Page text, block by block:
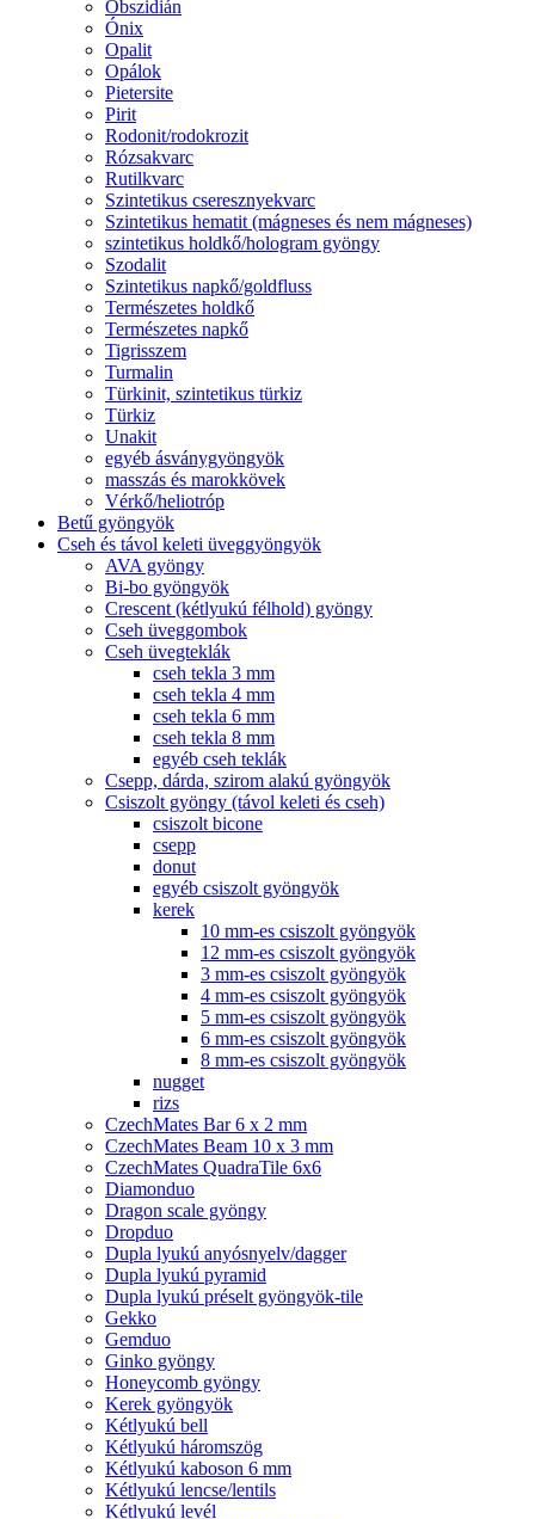
Obszidián
Ónix
Opalit
Opálok
Pietersite
Pirit
Rodonit/rodokrozit
Rózsakvarc
Rutilkvarc
Szintetikus cseresznyekvarc
Szintetikus hematit (mágneses és nem mágneses)
szintetikus holdkő/hologram gyöngy
Szodalit
Szintetikus napkő/goldfluss
Természetes holdkő
Természetes napkő
Tigrisszem
Turmalin
Türkinit, szintetikus türkiz
Türkiz
Unakit
egyéb ásványgyöngyök
masszás és marokkövek
Vérkő/heliotróp
Betű gyöngyök
Cseh és távol keleti üveggyöngyök
AVA gyöngy
Bi-bo gyöngyök
Crescent (kétlyukú félhold) gyöngy
Cseh üveggombok
Cseh üvegteklák
cseh tekla 3 mm
cseh tekla 4 mm
cseh tekla 6 mm
cseh tekla 8 mm
egyéb cseh teklák
Csepp, dárda, szirom alakú gyöngyök
Csiszolt gyöngy (távol keleti és cseh)
csiszolt bicone
csepp
donut
egyéb csiszolt gyöngyök
kerek
10 mm-es csiszolt gyöngyök
12 mm-es csiszolt gyöngyök
3 mm-es csiszolt gyöngyök
4 mm-es csiszolt gyöngyök
5 mm-es csiszolt gyöngyök
6 mm-es csiszolt gyöngyök
8 mm-es csiszolt gyöngyök
nugget
rizs
CzechMates Bar 6 x 2 mm
CzechMates Beam 10 x 3 mm
CzechMates QuadraTile 6x6
Diamonduo
Dragon scale gyöngy
Dropduo
Dupla lyukú anyósnyelv/dagger
Dupla lyukú pyramid
Dupla lyukú préselt gyöngyök-tile
Gekko
Gemduo
Ginko gyöngy
Honeycomb gyöngy
Kerek gyöngyök
Kétlyukú bell
Kétlyukú háromszög
Kétlyukú kaboson 6 mm
Kétlyukú lencse/lentils
Kétlyukú levél